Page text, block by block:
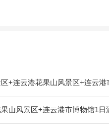
区+连云港花果山风景区+连云
果山风景区+连云港市博物馆1日